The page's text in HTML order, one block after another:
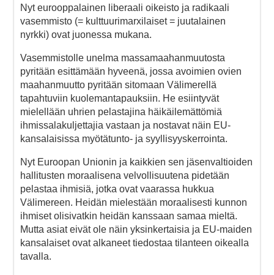
Nyt eurooppalainen liberaali oikeisto ja radikaali
vasemmisto (= kulttuurimarxilaiset = juutalainen
nyrkki) ovat juonessa mukana.
Vasemmistolle unelma massamaahanmuutosta
pyritään esittämään hyveenä, jossa avoimien ovien
maahanmuutto pyritään sitomaan Välimerellä
tapahtuviin kuolemantapauksiin. He esiintyvät
mielellään uhrien pelastajina häikäilemättömiä
ihmissalakuljettajia vastaan ja nostavat näin EU-
kansalaisissa myötätunto- ja syyllisyyskerrointa.
Nyt Euroopan Unionin ja kaikkien sen jäsenvaltioiden
hallitusten moraalisena velvollisuutena pidetään
pelastaa ihmisiä, jotka ovat vaarassa hukkua
Välimereen. Heidän mielestään moraalisesti kunnon
ihmiset olisivatkin heidän kanssaan samaa mieltä.
Mutta asiat eivät ole näin yksinkertaisia ja EU-maiden
kansalaiset ovat alkaneet tiedostaa tilanteen oikealla
tavalla.